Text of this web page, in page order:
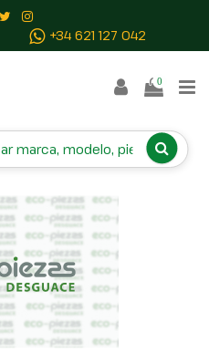
+34 621 127 042
0
TRASERO